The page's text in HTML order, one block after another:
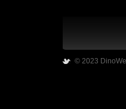
© 2023